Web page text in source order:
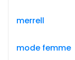
merrell
mode femme